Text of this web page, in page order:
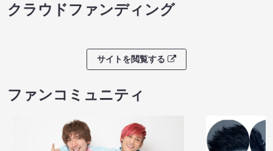
クラウドファンディング
サイトを閲覧する
ファンコミュニティ